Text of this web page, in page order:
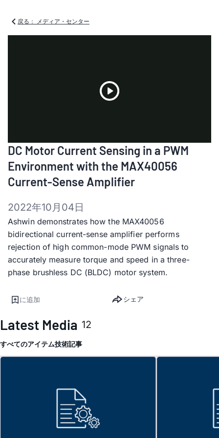
戻る： メディア・センター
Video
DC Motor Current Sensing in a PWM
Environment with the MAX40056
Current-Sense Amplifier
2022年10月04日
Ashwin demonstrates how the MAX40056
bidirectional current-sense amplifier performs
rejection of high common-mode PWM signals to
accurately measure torque and speed in a three-
phase brushless DC (BLDC) motor system.
に追加 シェア
Latest Media 12
すべてのアイテム技術記事